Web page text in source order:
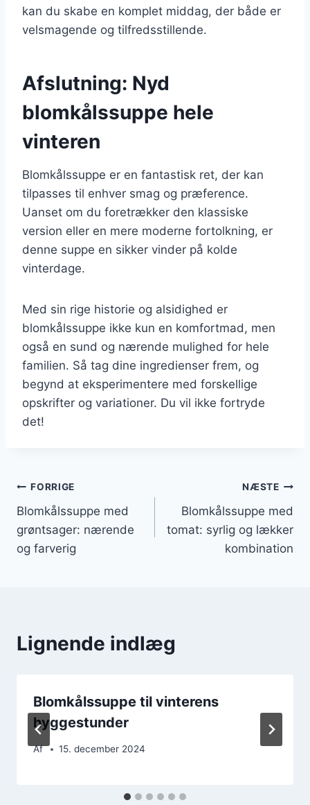
kan du skabe en komplet middag, der både er
velsmagende og tilfredsstillende.
Afslutning: Nyd
blomkålssuppe hele
vinteren
Blomkålssuppe er en fantastisk ret, der kan
tilpasses til enhver smag og præference.
Uanset om du foretrækker den klassiske
version eller en mere moderne fortolkning, er
denne suppe en sikker vinder på kolde
vinterdage.
Med sin rige historie og alsidighed er
blomkålssuppe ikke kun en komfortmad, men
også en sund og nærende mulighed for hele
familien. Så tag dine ingredienser frem, og
begynd at eksperimentere med forskellige
opskrifter og variationer. Du vil ikke fortryde
det!
Indlægsnavigation
FORRIGE
Blomkålssuppe med
grøntsager: nærende
og farverig
NÆSTE
Blomkålssuppe med
tomat: syrlig og lækker
kombination
Lignende indlæg
Blomkålssuppe til vinterens
hyggestunder
Af 15. december 2024